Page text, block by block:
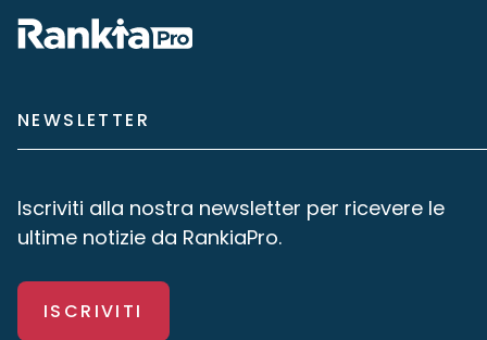
NEWSLETTER
Iscriviti alla nostra newsletter per ricevere le
ultime notizie da RankiaPro.
ISCRIVITI